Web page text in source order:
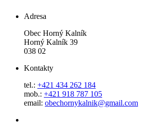
Adresa
Obec Horný Kalník
Horný Kalník 39
038 02
Kontakty
tel.: +421 434 262 184
mob.: +421 918 787 105
email: obechornykalnik@gmail.com